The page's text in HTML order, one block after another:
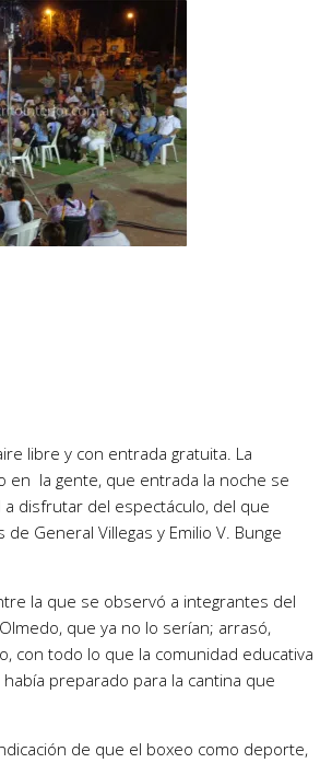
libre y con entrada gratuita. La
en la gente, que entrada la noche se
a disfrutar del espectáculo, del que
General Villegas y Emilio V. Bunge
la que se observó a integrantes del
que ya no lo serían; arrasó,
con todo lo que la comunidad educativa
había preparado para la cantina que
de que el boxeo como deporte,